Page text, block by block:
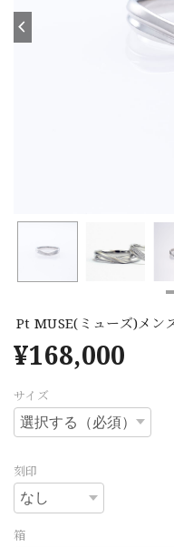
Pt MUSE(ミューズ)メン
¥168,000
サイズ
刻印
箱